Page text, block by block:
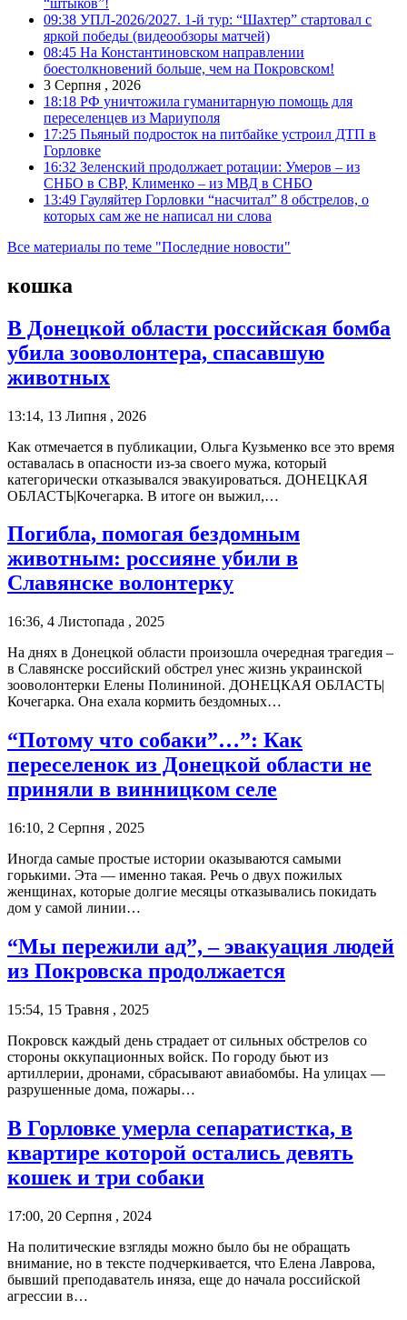
09:38 УПЛ-2026/2027. 1-й тур: “Шахтер” стартовал с
яркой победы (видеообзоры матчей)
08:45 На Константиновском направлении
боестолкновений больше, чем на Покровском!
3 Серпня , 2026
18:18 РФ уничтожила гуманитарную помощь для
переселенцев из Мариуполя
17:25 Пьяный подросток на питбайке устроил ДТП в
Горловке
16:32 Зеленский продолжает ротации: Умеров – из
СНБО в СВР, Клименко – из МВД в СНБО
13:49 Гауляйтер Горловки “насчитал” 8 обстрелов, о
которых сам же не написал ни слова
Все материалы по теме "Последние новости"
кошка
В Донецкой области российская бомба
убила зооволонтера, спасавшую
животных
13:14, 13 Липня , 2026
Как отмечается в публикации, Ольга Кузьменко все это время
оставалась в опасности из-за своего мужа, который
категорически отказывался эвакуироваться. ДОНЕЦКАЯ
ОБЛАСТЬ|Кочегарка. В итоге он выжил,…
Погибла, помогая бездомным
животным: россияне убили в
Славянске волонтерку
16:36, 4 Листопада , 2025
На днях в Донецкой области произошла очередная трагедия –
в Славянске российский обстрел унес жизнь украинской
зооволонтерки Елены Полининой. ДОНЕЦКАЯ ОБЛАСТЬ|
Кочегарка. Она ехала кормить бездомных…
“Потому что собаки”…”: Как
переселенок из Донецкой области не
приняли в винницком селе
16:10, 2 Серпня , 2025
Иногда самые простые истории оказываются самыми
горькими. Эта — именно такая. Речь о двух пожилых
женщинах, которые долгие месяцы отказывались покидать
дом у самой линии…
“Мы пережили ад”, – эвакуация людей
из Покровска продолжается
15:54, 15 Травня , 2025
Покровск каждый день страдает от сильных обстрелов со
стороны оккупационных войск. По городу бьют из
артиллерии, дронами, сбрасывают авиабомбы. На улицах —
разрушенные дома, пожары…
В Горловке умерла сепаратистка, в
квартире которой остались девять
кошек и три собаки
17:00, 20 Серпня , 2024
На политические взгляды можно было бы не обращать
внимание, но в тексте подчеркивается, что Елена Лаврова,
бывший преподаватель иняза, еще до начала российской
агрессии в…